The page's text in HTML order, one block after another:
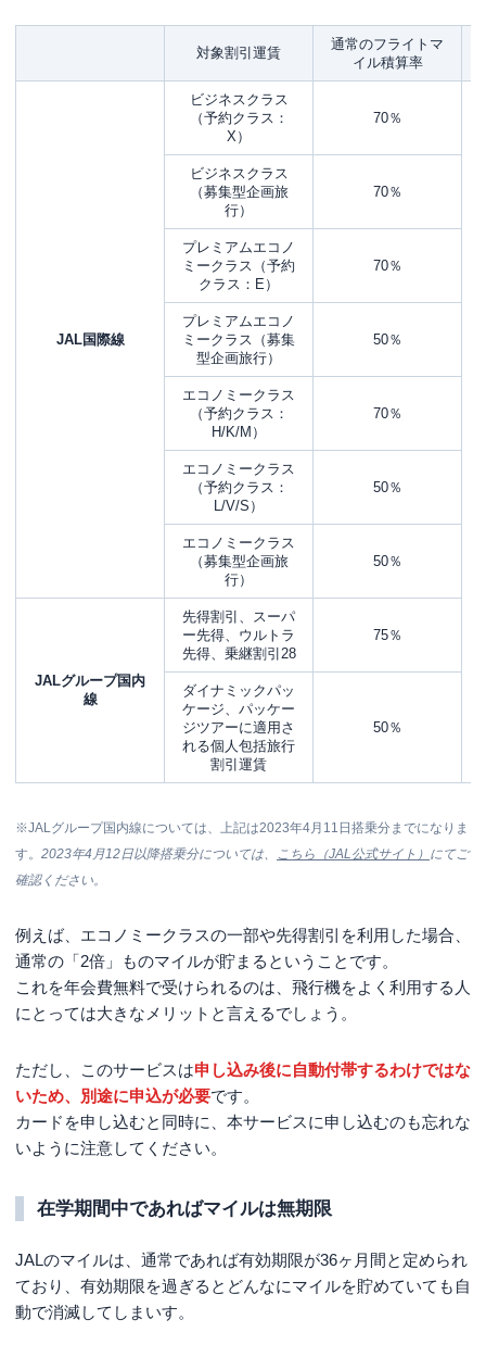
対象割引運賃
通常のフライトマ
イル積算率
JAL国際線
ビジネスクラス
（予約クラス：
X）
70％
ビジネスクラス
（募集型企画旅
行）
70％
プレミアムエコノ
ミークラス（予約
クラス：E）
70％
プレミアムエコノ
ミークラス（募集
型企画旅行）
50％
エコノミークラス
（予約クラス：
H/K/M）
70％
エコノミークラス
（予約クラス：
L/V/S）
50％
エコノミークラス
（募集型企画旅
行）
50％
JALグループ国内
線
先得割引、スーパ
ー先得、ウルトラ
先得、乗継割引28
75％
ダイナミックパッ
ケージ、パッケー
ジツアーに適用さ
れる個人包括旅行
割引運賃
50％
※JALグループ国内線については、上記は2023年4月11日搭乗分までになりま
す。 2023年4月12日以降搭乗分については、 こちら（JAL公式サイト） にてご
確認ください。
例えば、エコノミークラスの一部や先得割引を利用した場合、
通常の「2倍」ものマイルが貯まるということです。
これを年会費無料で受けられるのは、飛行機をよく利用する人
にとっては大きなメリットと言えるでしょう。
ただし、このサービスは申し込み後に自動付帯するわけではな
いため、別途に申込が必要です。
カードを申し込むと同時に、本サービスに申し込むのも忘れな
いように注意してください。
在学期間中であればマイルは無期限
JALのマイルは、通常であれば有効期限が36ヶ月間と定められ
ており、有効期限を過ぎるとどんなにマイルを貯めていても自
動で消滅してしまいす。